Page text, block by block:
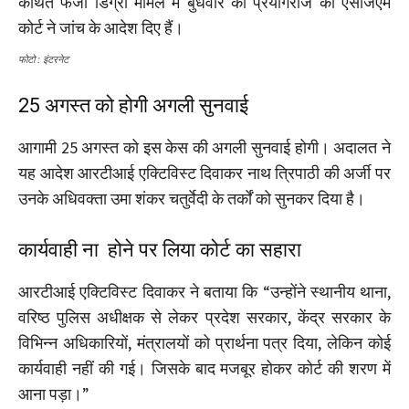
कोर्ट ने जांच के आदेश दिए हैं।
फोटो : इंटरनेट
25 अगस्त को होगी अगली सुनवाई
आगामी 25 अगस्त को इस केस की अगली सुनवाई होगी। अदालत ने
यह आदेश आरटीआई एक्टिविस्ट दिवाकर नाथ त्रिपाठी की अर्जी पर
उनके अधिवक्ता उमा शंकर चतुर्वेदी के तर्कों को सुनकर दिया है।
कार्यवाही ना होने पर लिया कोर्ट का सहारा
आरटीआई एक्टिविस्ट दिवाकर ने बताया कि “उन्होंने स्थानीय थाना,
वरिष्ठ पुलिस अधीक्षक से लेकर प्रदेश सरकार, केंद्र सरकार के
विभिन्न अधिकारियों, मंत्रालयों को प्रार्थना पत्र दिया, लेकिन कोई
कार्यवाही नहीं की गई। जिसके बाद मजबूर होकर कोर्ट की शरण में
आना पड़ा।”